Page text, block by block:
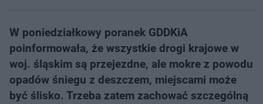
W poniedziałkowy poranek GDDKiA
poinformowała, że wszystkie drogi krajowe w
woj. śląskim są przejezdne, ale mokre z powodu
opadów śniegu z deszczem, miejscami może
być ślisko. Trzeba zatem zachować szczególną